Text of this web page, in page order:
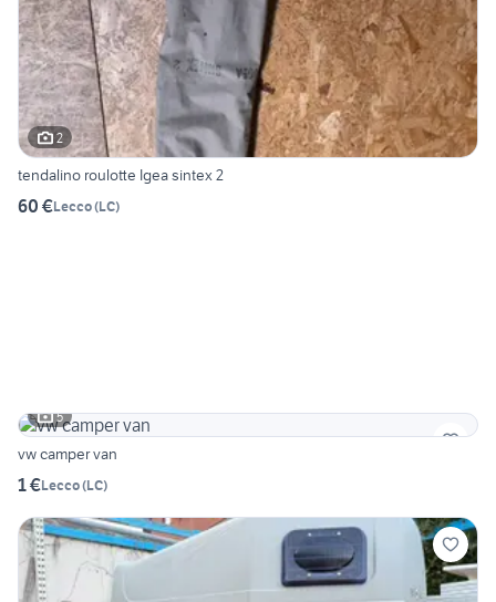
2
tendalino roulotte Igea sintex 2
60 €Lecco(LC)
5
vw camper van
1 €Lecco(LC)